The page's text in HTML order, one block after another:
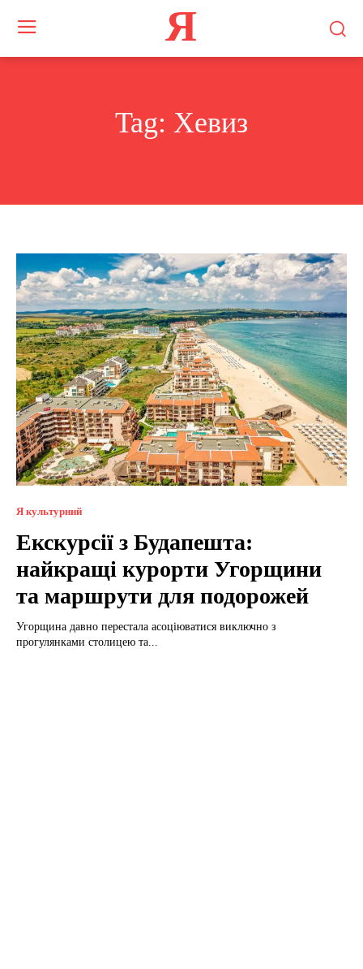
Я
Tag: Хевиз
Я культурний
Екскурсії з Будапешта:
найкращі курорти Угорщини
та маршрути для подорожей
Угорщина давно перестала асоціюватися виключно з
прогулянками столицею та...